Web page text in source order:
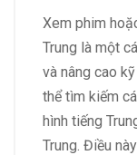
Xem phim
Trung là một
và nâng cao
thể tìm kiếm
hình tiếng
Trung. Điều